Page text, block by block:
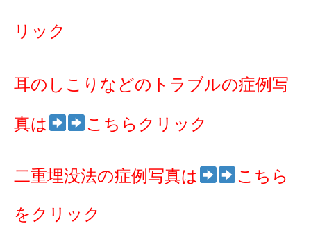
リック
耳のしこりなどのトラブルの症例写
真は こちらクリック
二重埋没法の症例写真は こちら
をクリック